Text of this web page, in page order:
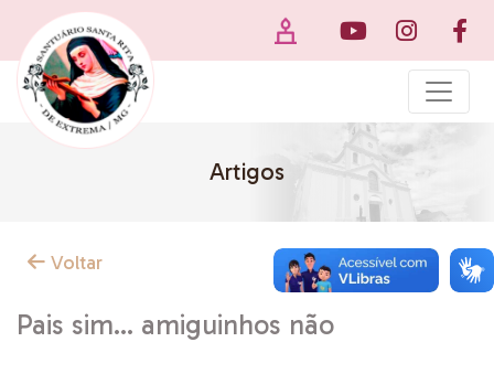
Artigos
Voltar
Pais sim… amiguinhos não